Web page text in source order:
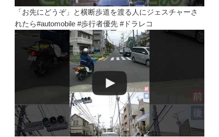
「お先にどうぞ」と横断歩道を渡る人にジェスチャーさ
れたら#automobile #歩行者優先 #ドラレコ